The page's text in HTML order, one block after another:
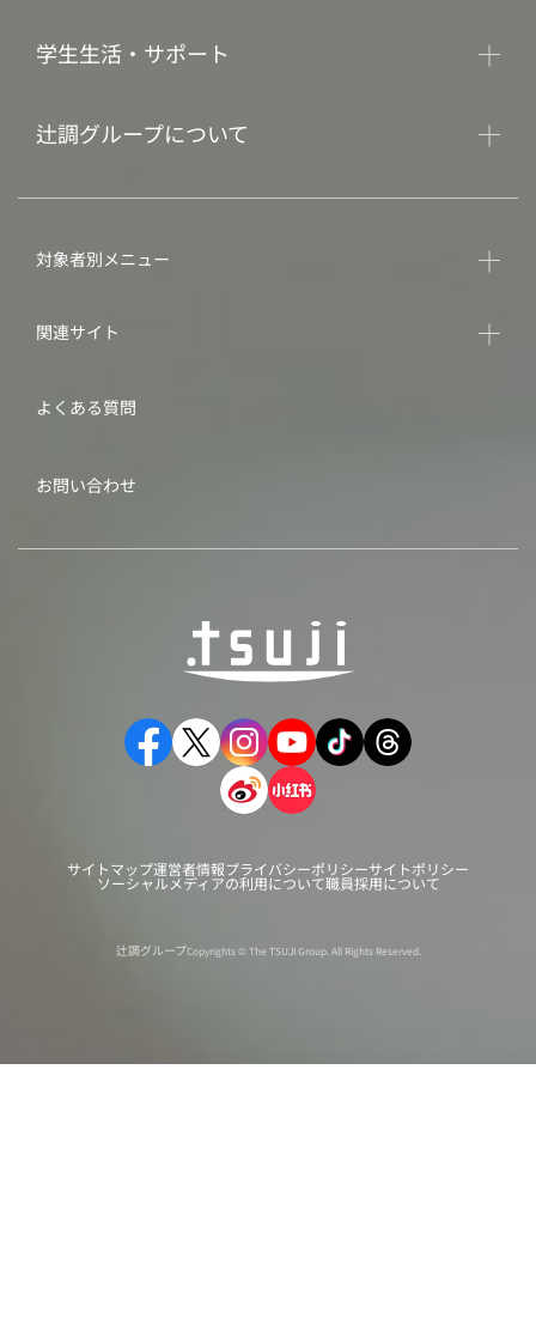
学生生活・サポート
辻調グループについて
対象者別メニュー
関連サイト
よくある質問
お問い合わせ
サイトマップ運営者情報プライバシーポリシーサイトポリシー
ソーシャルメディアの利用について職員採用について
辻調グループCopyrights © The TSUJI Group. All Rights Reserved.